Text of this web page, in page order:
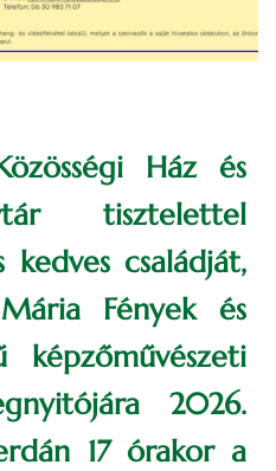
Ház és
tisztelettel
családját,
Fények és
2026.
17 órakor a